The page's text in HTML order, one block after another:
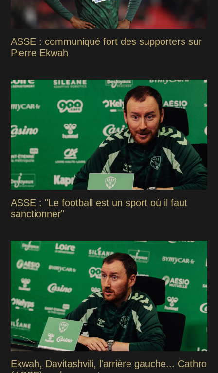
ASSE : communiqué fort des supporters sur
Pierre Ekwah
ASSE : "Le football est un sport où il faut
sanctionner"
Ekwah, Davitashvili, l'arrière gauche... Cathro